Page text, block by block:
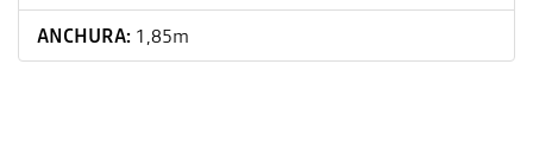
ANCHURA: 1,85m